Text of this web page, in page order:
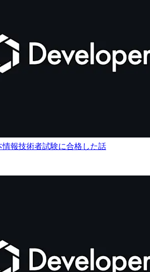
報技術者試験に合格した話